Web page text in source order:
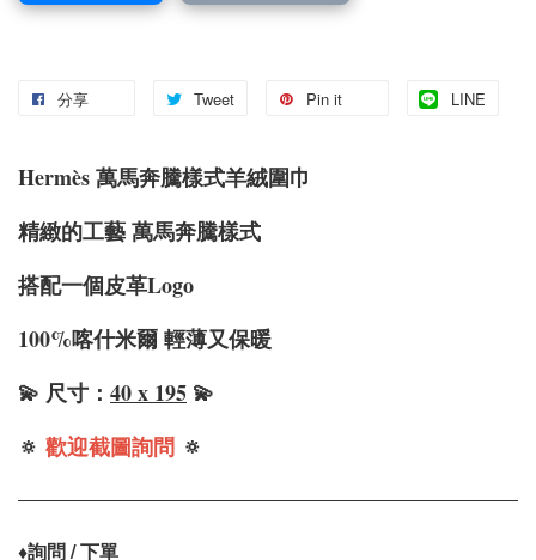
分享 Tweet Pin it LINE
Hermès 萬馬奔騰樣式羊絨圍巾
精緻的工藝 萬馬奔騰樣式
搭配一個皮革Logo
100%喀什米爾 輕薄又保暖
💫 尺寸： 40 x 195 💫
🔅 歡迎截圖詢問 🔅
♦️詢問 / 下單